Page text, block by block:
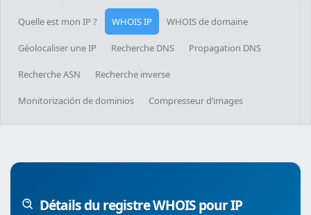
Quelle est mon IP ? WHOIS IP WHOIS de domaine
Géolocaliser une IP Recherche DNS Propagation DNS
Recherche ASN Recherche inverse
Monitorización de dominios Compresseur d’images
Détails du registre WHOIS pour IP